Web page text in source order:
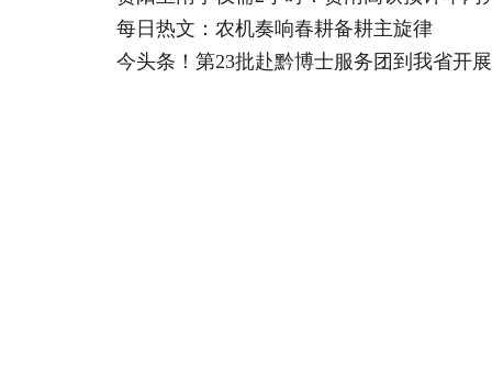
每日热文：农机奏响春耕备耕主旋律
今头条！第23批赴黔博士服务团到我省开